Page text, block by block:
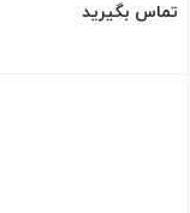
تماس بگیرید